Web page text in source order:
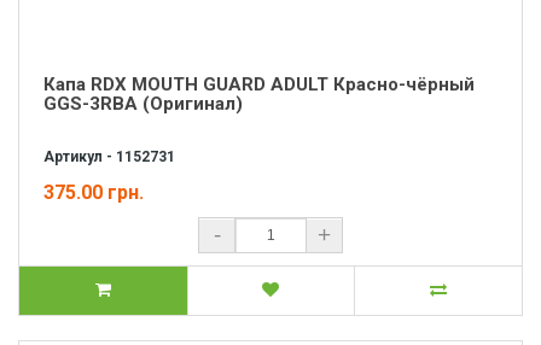
Капа RDX MOUTH GUARD ADULT Красно-чёрный
GGS-3RBA (Оригинал)
Артикул - 1152731
375.00 грн.
- +